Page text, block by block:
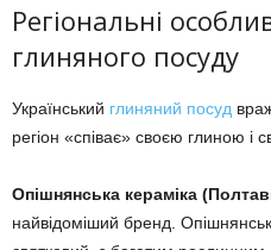
Регіональні
глиняного посуду
Український глиняний посуд
регіон «співає» своєю глиною і
Опішнянська кераміка
найвідоміший бренд.